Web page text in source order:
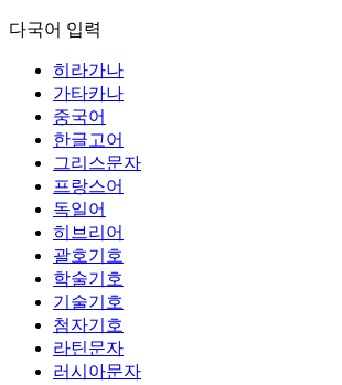
다국어 입력
히라가나
가타카나
중국어
한글고어
그리스문자
프랑스어
독일어
히브리어
괄호기호
학술기호
기술기호
첨자기호
라틴문자
러시아문자